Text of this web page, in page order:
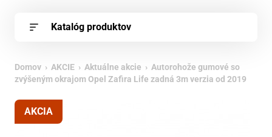
Katalóg produktov
Domov › AKCIE › Aktuálne akcie › Autorohože gumové so
zvýšeným okrajom Opel Zafira Life zadná 3m verzia od 2019
AKCIA